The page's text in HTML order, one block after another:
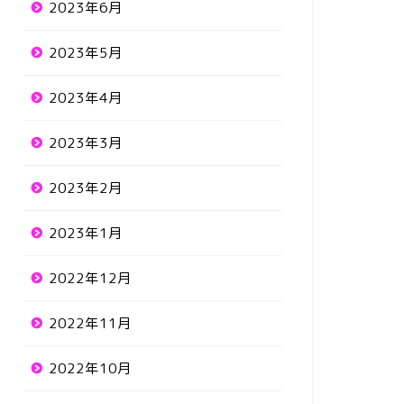
2023年6月
2023年5月
2023年4月
2023年3月
2023年2月
2023年1月
2022年12月
2022年11月
2022年10月